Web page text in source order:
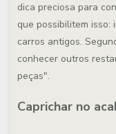
dica preciosa para
que possibilitem
carros antigos.
conhecer outros
peças".
Caprichar no